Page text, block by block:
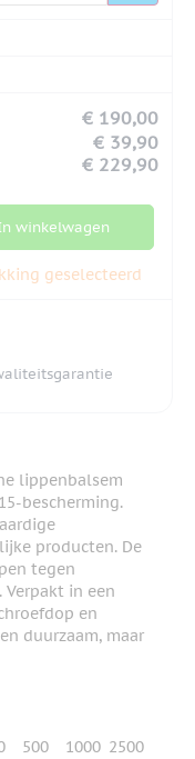
€ 190,00
€ 39,90
€ 229,90
winkelwagen
geselecteerd
lippenbalsem
bescherming.
producten. De
tegen
in een
en
duurzaam, maar
500 1000 2500